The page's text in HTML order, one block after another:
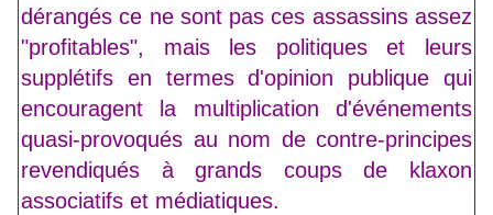
dérangés ce ne sont pas ces assassins assez
"profitables", mais les politiques et leurs
supplétifs en termes d'opinion publique qui
encouragent la multiplication d'événements
quasi-provoqués au nom de contre-principes
revendiqués à grands coups de klaxon
associatifs et médiatiques.